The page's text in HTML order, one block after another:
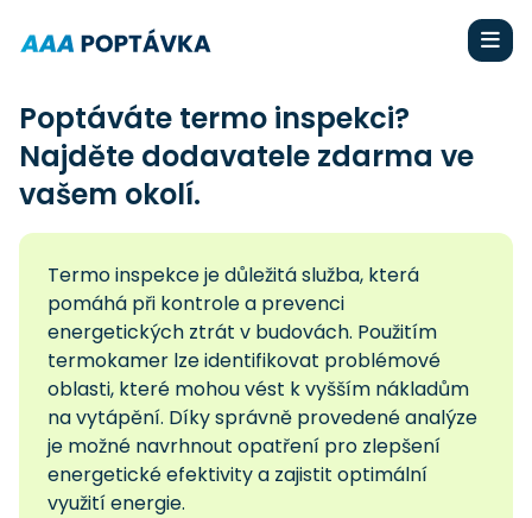
Poptáváte termo inspekci?
Najděte dodavatele zdarma ve
vašem okolí.
Termo inspekce je důležitá služba, která
pomáhá při kontrole a prevenci
energetických ztrát v budovách. Použitím
termokamer lze identifikovat problémové
oblasti, které mohou vést k vyšším nákladům
na vytápění. Díky správně provedené analýze
je možné navrhnout opatření pro zlepšení
energetické efektivity a zajistit optimální
využití energie.